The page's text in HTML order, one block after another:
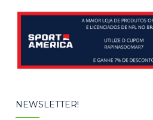
NEWSLETTER!